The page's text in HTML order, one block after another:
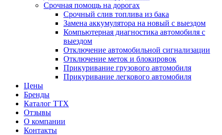
Срочная помощь на дорогах
Срочный слив топлива из бака
Замена аккумулятора на новый с выездом
Компьютерная диагностика автомобиля с
выездом
Отключение автомобильной сигнализации
Отключение меток и блокировок
Прикуривание грузового автомобиля
Прикуривание легкового автомобиля
Цены
Бренды
Каталог ТТХ
Отзывы
О компании
Контакты